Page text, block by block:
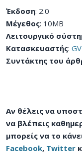
Έκδοση: 2.0
Μέγεθος: 10MB
Λειτουργικό
Κατασκευαστής:
Συντάκτης του
Αν θέλεις να
να βλέπεις
μπορείς να το
Facebook, Twitter